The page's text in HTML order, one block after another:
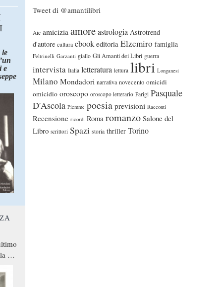
Tweet di @amantilibri
Aie amicizia amoreastrologia Astrotrend
d'autore cultura ebook editoria Elzemiro famiglia
Feltrinelli Garzanti giallo Gli Amanti dei Libri guerra
intervista Italia letteratura lettura libri Longanesi
Milano Mondadori narrativa novecento omicidi
omicidio oroscopo oroscopo letterario Parigi Pasquale
D'Ascola Piemme poesia previsioni Racconti
Recensione ricordi Roma romanzo Salone del
Libro scrittori Spazi storia thriller Torino
le
e
a